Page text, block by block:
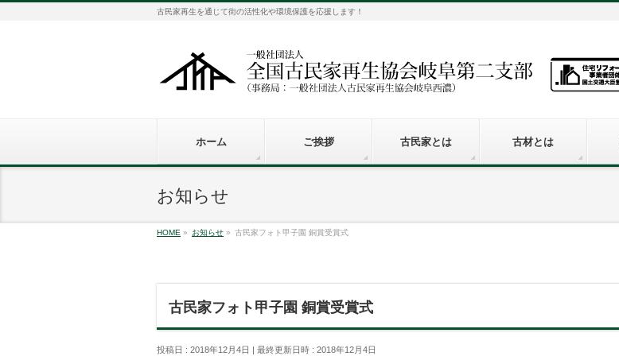
古民家再生を通じて街の活性化や環境保護を応援します！
ホーム ご挨拶 古民家とは 古材とは
お知らせ
HOME » お知らせ » 古民家フォト甲子園 銅賞受賞式
古民家フォト甲子園 銅賞受賞式
投稿日 : 2018年12月4日 最終更新日時 : 2018年12月4日